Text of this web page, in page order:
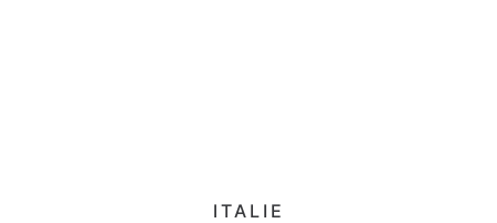
ITALIE